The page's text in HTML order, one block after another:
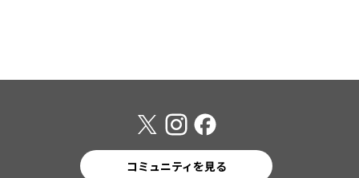
コミュニティを見る